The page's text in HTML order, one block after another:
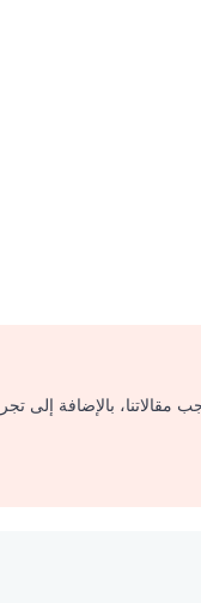
مقالاتنا، بالإضافة إلى